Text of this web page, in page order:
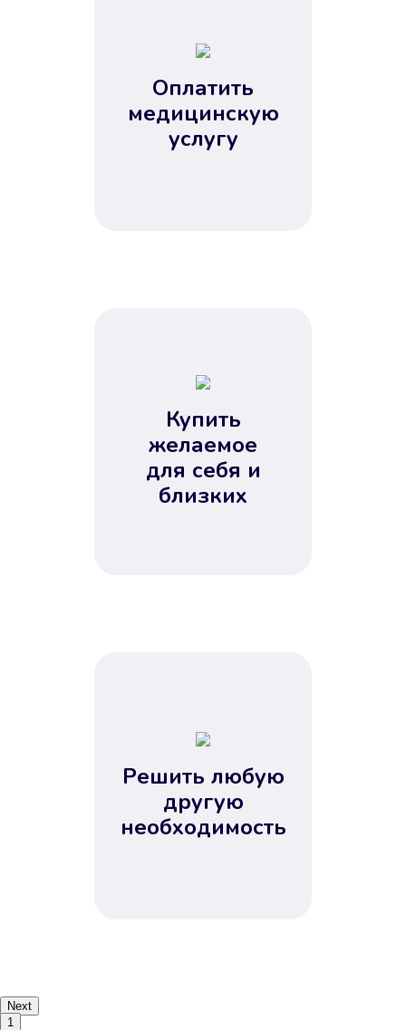
Оплатить
медицинскую
услугу
Купить
желаемое
для себя и
близких
Решить любую
другую
необходимость
Next
1